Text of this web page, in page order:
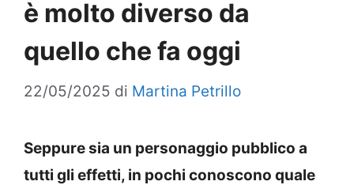
è molto diverso da
quello che fa oggi
22/05/2025 di Martina Petrillo
Seppure sia un personaggio pubblico a
tutti gli effetti, in pochi conoscono quale